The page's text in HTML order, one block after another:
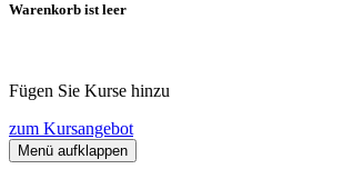
Warenkorb ist leer
Fügen Sie Kurse hinzu
zum Kursangebot
Menü aufklappen